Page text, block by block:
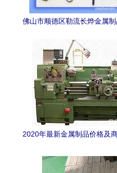
佛山市顺德区勒流长烨金属制
2020年最新金属制品价格及